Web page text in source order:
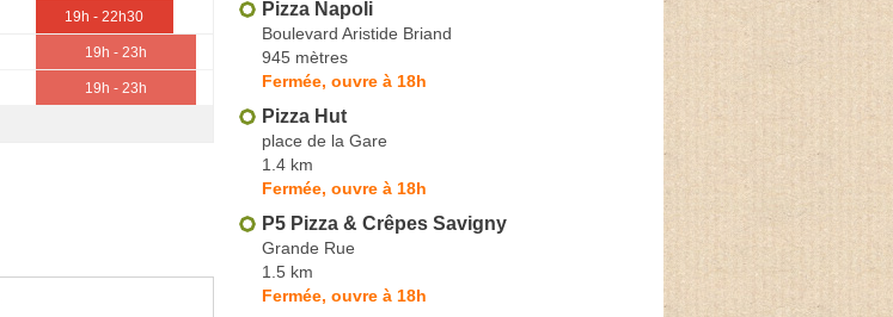
19h - 22h30
19h - 23h
19h - 23h
Pizza Napoli
Boulevard Aristide Briand
945 mètres
Fermée, ouvre à 18h
Pizza Hut
place de la Gare
1.4 km
Fermée, ouvre à 18h
P5 Pizza & Crêpes Savigny
Grande Rue
1.5 km
Fermée, ouvre à 18h